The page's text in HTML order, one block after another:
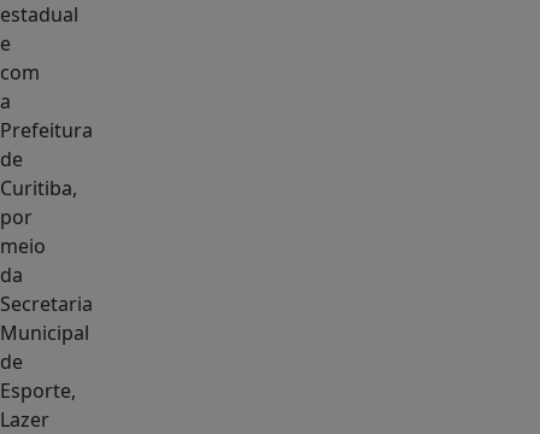
estadual
e
com
a
Prefeitura
de
Curitiba,
por
meio
da
Secretaria
Municipal
de
Esporte,
Lazer